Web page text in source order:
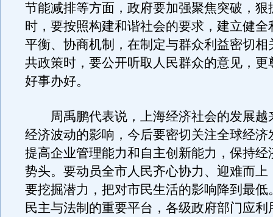
节能减排等方面，政府要加强聚焦突破，狠
时，要按照构建和谐社会的要求，建立健全
平衡、协商机制，在制定与群众利益密切相
共政策时，要公开听取人民群众的意见，更
好事办好。
周禹鹏代表说，上海经济社会的发展越
经济波动的影响，今后要密切关注全球经济
提高企业管理能力和自主创新能力，保持经
势头。要动员全市人民齐心协力、迎难而上
要挖掘潜力，把对市民生活的影响降到最低
民主与法制的重要平台，各级政府部门应利